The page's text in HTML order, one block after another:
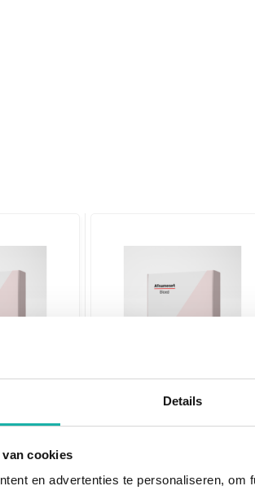
Details
cookies
en advertenties te personaliseren, om
Weight)
(Holo
het
CRP
wordt een m...